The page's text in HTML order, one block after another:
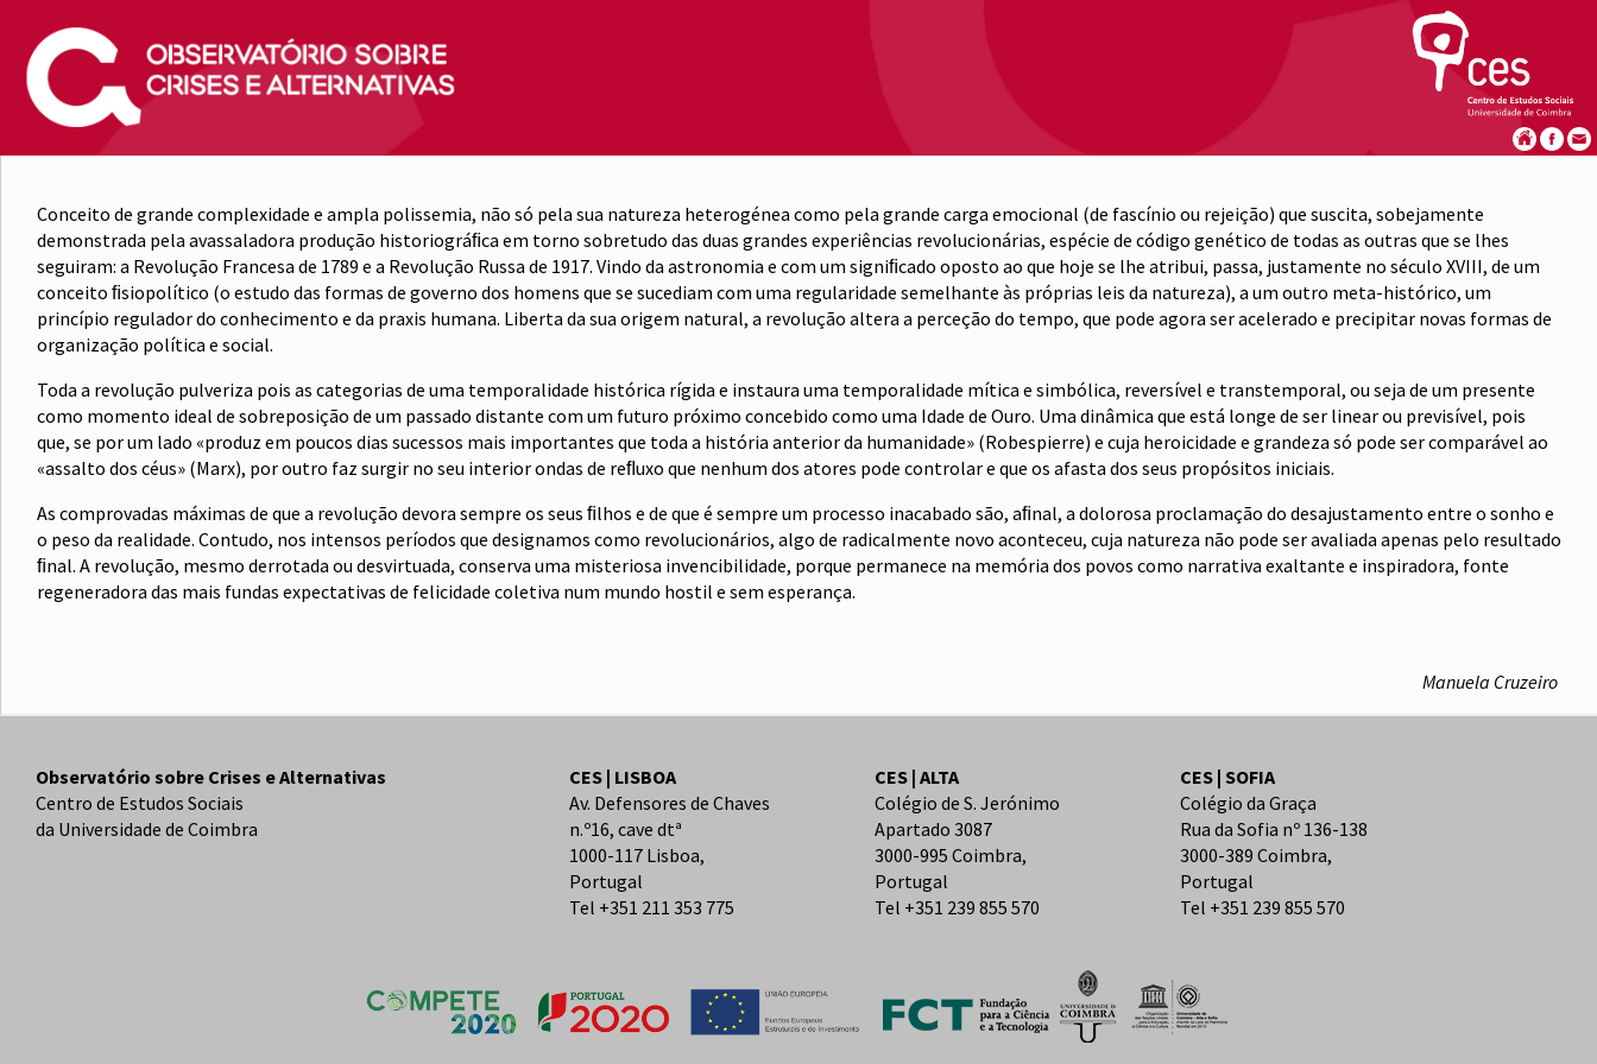
Conceito de grande complexidade e ampla polissemia, não só pela sua natureza heterogénea como pela grande carga emocional (de fascínio ou rejeição) que suscita, sobejamente
demonstrada pela avassaladora produção historiográﬁca em torno sobretudo das duas grandes experiências revolucionárias, espécie de código genético de todas as outras que se lhes
seguiram: a Revolução Francesa de 1789 e a Revolução Russa de 1917. Vindo da astronomia e com um signiﬁcado oposto ao que hoje se lhe atribui, passa, justamente no século XVIII, de um
conceito ﬁsiopolítico (o estudo das formas de governo dos homens que se sucediam com uma regularidade semelhante às próprias leis da natureza), a um outro meta-histórico, um
princípio regulador do conhecimento e da praxis humana. Liberta da sua origem natural, a revolução altera a perceção do tempo, que pode agora ser acelerado e precipitar novas formas de
organização política e social.
Toda a revolução pulveriza pois as categorias de uma temporalidade histórica rígida e instaura uma temporalidade mítica e simbólica, reversível e transtemporal, ou seja de um presente
como momento ideal de sobreposição de um passado distante com um futuro próximo concebido como uma Idade de Ouro. Uma dinâmica que está longe de ser linear ou previsível, pois
que, se por um lado «produz em poucos dias sucessos mais importantes que toda a história anterior da humanidade» (Robespierre) e cuja heroicidade e grandeza só pode ser comparável ao
«assalto dos céus» (Marx), por outro faz surgir no seu interior ondas de reﬂuxo que nenhum dos atores pode controlar e que os afasta dos seus propósitos iniciais.
As comprovadas máximas de que a revolução devora sempre os seus ﬁlhos e de que é sempre um processo inacabado são, aﬁnal, a dolorosa proclamação do desajustamento entre o sonho e
o peso da realidade. Contudo, nos intensos períodos que designamos como revolucionários, algo de radicalmente novo aconteceu, cuja natureza não pode ser avaliada apenas pelo resultado
ﬁnal. A revolução, mesmo derrotada ou desvirtuada, conserva uma misteriosa invencibilidade, porque permanece na memória dos povos como narrativa exaltante e inspiradora, fonte
regeneradora das mais fundas expectativas de felicidade coletiva num mundo hostil e sem esperança.
Manuela Cruzeiro
Observatório sobre Crises e Alternativas
Centro de Estudos Sociais
da Universidade de Coimbra
CES | LISBOA
Av. Defensores de Chaves
n.º16, cave dtª
1000-117 Lisboa,
Portugal
Tel +351 211 353 775
CES | ALTA
Colégio de S. Jerónimo
Apartado 3087
3000-995 Coimbra,
Portugal
Tel +351 239 855 570
CES | SOFIA
Colégio da Graça
Rua da Sofia nº 136-138
3000-389 Coimbra,
Portugal
Tel +351 239 855 570